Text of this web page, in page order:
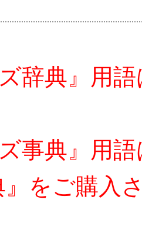
辞典』用
事典』用
』をご購入